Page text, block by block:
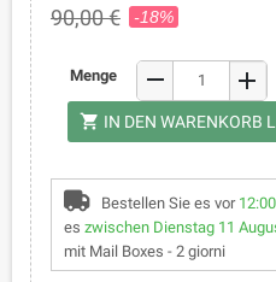
90,00 € -18%
Menge remove add
shopping_cart IN DEN WARENKORB
Bestellen Sie es vor
es zwischen Dienstag 11
mit Mail Boxes - 2 giorni